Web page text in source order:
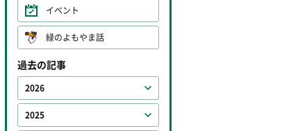
イベント
緑のよもやま話
過去の記事
2026
2025